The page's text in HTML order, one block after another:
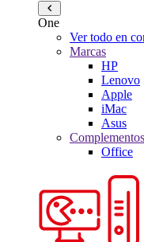
One
Ver todo en
Marcas
HP
Lenovo
Apple
iMac
Asus
Complementos
Office